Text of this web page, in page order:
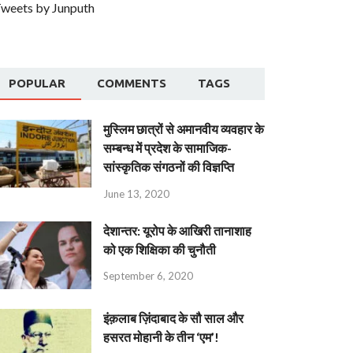
by Junputh
POPULAR COMMENTS TAGS
मुस्लिम छात्रों से अमानवीय व्यवहार के
सम्बन्ध में प्रदेश के सामाजिक-
सांस्कृतिक संगठनों की विज्ञप्ति
June 13, 2020
देशान्‍तर: यूरोप के आखिरी तानाशाह
को एक शिक्षिका की चुनौती
September 6, 2020
इंक़लाब ज़िंदाबाद के सौ साल और
हसरत मोहानी के तीन ‘एम’!